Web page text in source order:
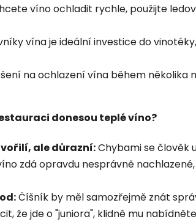
víno ochladit rychle, použijte
vína je ideální investice do
na ochlazení vína během několika
donesou teplé víno?
ale důrazní:Chybami se člověk
zdá opravdu nesprávně
Číšník by měl samozřejmě znát
že jde o "juniora", klidně mu